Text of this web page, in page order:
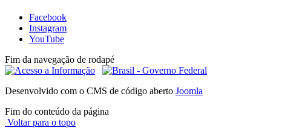
Facebook
Instagram
YouTube
Fim da navegação de rodapé
Desenvolvido com o CMS de código aberto Joomla
Fim do conteúdo da página
Voltar para o topo